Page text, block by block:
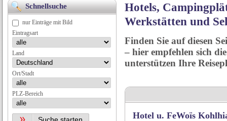
Hotels,
Werkstätten und
Finden Sie auf diesen
– hier empfehlen sich
unterstützen Ihre
Hotel u. FeWoïs
Schnellsuche
nur Einträge mit Bild
Eintragsart
Land
Ort/Stadt
PLZ-Bereich